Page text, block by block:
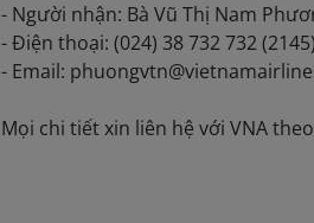
- Người nhận: Bà Vũ Thị Nam
- Điện thoại: (024) 38 732 732
- Email:
Mọi chi tiết xin liên hệ với VNA